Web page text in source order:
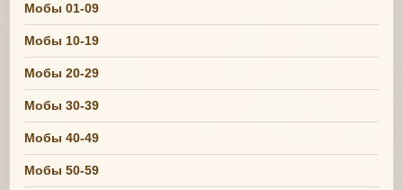
Мобы 01-09
Мобы 10-19
Мобы 20-29
Мобы 30-39
Мобы 40-49
Мобы 50-59